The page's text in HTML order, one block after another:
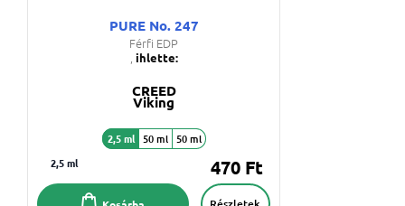
PURE No. 247
Férfi EDP
, ihlette:
CREED
Viking
2,5 ml 50 ml 50 ml
2,5 ml 470 Ft